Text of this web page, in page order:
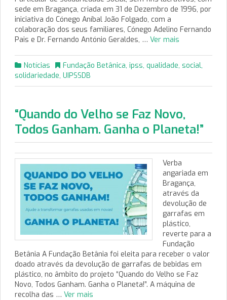
sede em Bragança, criada em 31 de Dezembro de 1996, por
iniciativa do Cónego Aníbal João Folgado, com a
colaboração dos seus familiares, Cónego Adelino Fernando
Pais e Dr. Fernando António Geraldes, … Ver mais
Notícias Fundação Betânica, ipss, qualidade, social,
solidariedade, UIPSSDB
“Quando do Velho se Faz Novo,
Todos Ganham. Ganha o Planeta!”
Verba
angariada em
Bragança,
através da
devolução de
garrafas em
plástico,
reverte para a
Fundação
Betânia A Fundação Betânia foi eleita para receber o valor
doado através da devolução de garrafas de bebidas em
plástico, no âmbito do projeto “Quando do Velho se Faz
Novo, Todos Ganham. Ganha o Planeta!”. A máquina de
recolha das … Ver mais